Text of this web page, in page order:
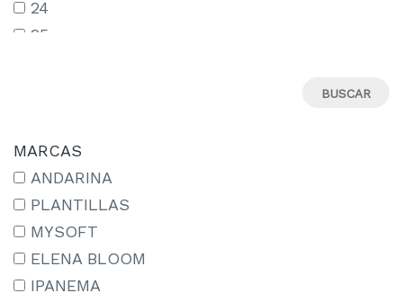
24
25
29
30
31
32
33
34
MARCAS
ANDARINA
PLANTILLAS
MYSOFT
ELENA BLOOM
IPANEMA